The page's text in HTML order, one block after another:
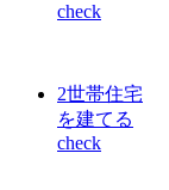
check
2世帯住宅
を建てる
check